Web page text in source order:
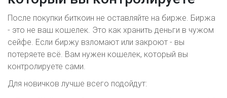
После покупки биткоин не оставляйте на бирже. Биржа
- это не ваш кошелек. Это как хранить деньги в чужом
сейфе. Если биржу взломают или закроют - вы
потеряете всё. Вам нужен кошелек, который вы
контролируете сами.
Для новичков лучше всего подойдут: